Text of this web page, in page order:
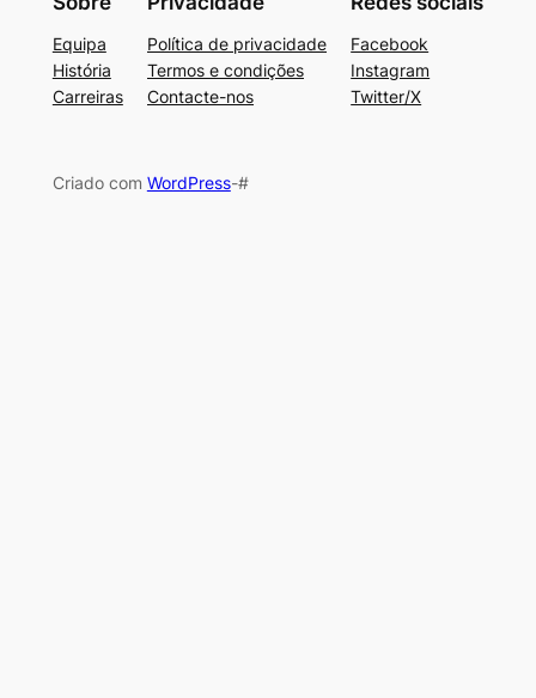
Equipa
História
Carreiras
Política de privacidade
Termos e condições
Contacte-nos
Facebook
Instagram
Twitter/X
Criado com WordPress-#